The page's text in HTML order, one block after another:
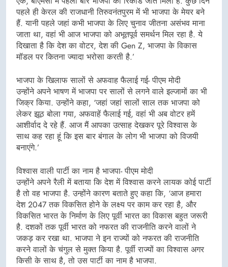
पहले ही केरल की राजधानी तिरुवनंतपुरम में भी भाजपा के मेयर बने
हैं. यानी पहले जहां कभी भाजपा के लिए चुनाव जीतना असंभव माना
जाता था, वहां भी आज भाजपा को अभूतपूर्व समर्थन मिल रहा है. ये
दिखाता है कि देश का वोटर, देश की Gen Z, भाजपा के विकास
मॉडल पर कितना ज्यादा भरोसा करती है.’
भाजपा के खिलाफ सालों से अफवाह फैलाई गई- पीएम मोदी
उन्होंने अपने भाषण में भाजपा पर सालों से लगने वाले इल्जामों का भी
जिक्र किया. उन्होंने कहा, ‘जहां जहां सालों साल तक भाजपा को
लेकर झूठ बोला गया, अफवाहें फैलाई गई, वहां भी अब वोटर हमें
आशीर्वाद दे रहे हैं. आज मैं आपका उत्साह देखकर पूरे विश्वास के
साथ ​कह रहा हूं कि इस बार बंगाल के लोग भी भाजपा को विजयी
बनाएंगे.’
विश्वास वाली पार्टी का नाम है भाजपा- पीएम मोदी
उन्होंने अपने रैली में बताया कि देश में विश्वास करने लायक कोई पार्टी
है तो वह भाजपा है. उन्होंने कारण बताते हुए कहा कि, ‘आज हमारा
देश 2047 तक विकसित होने के लक्ष्य पर काम कर रहा है, और
विकसित भारत के निर्माण के लिए पूर्वी भारत का विकास बहुत जरूरी
है. दशकों तक पूर्वी भारत को नफरत की राजनीति करने वालों ने
जकड़ कर रखा था. भाजपा ने इन राज्यों को नफरत की राजनीति
करने वालों के चंगुल से मुक्त किया है. पूर्वी राज्यों का विश्वास अगर
किसी के साथ है, तो उस पार्टी का नाम है भाजपा.